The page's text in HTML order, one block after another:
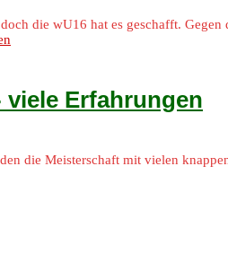
die wU16 hat es geschafft.
viele Erfahrungen
die Meisterschaft mit vielen